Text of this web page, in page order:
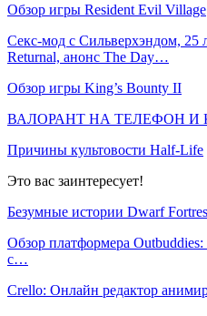
Обзор игры Resident Evil Village
Секс-мод с Сильверхэндом, 25
Returnal, анонс The Day…
Обзор игры King’s Bounty II
ВАЛОРАНТ НА ТЕЛЕФОН И
Причины культовости Half-Life
Это вас заинтересует!
Безумные истории Dwarf
Обзор платформера
с…
Crello: Онлайн редактор